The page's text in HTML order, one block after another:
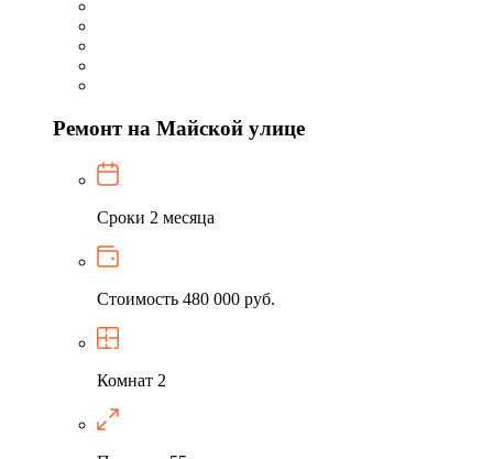
Ремонт на Майской улице
Сроки 2 месяца
Стоимость 480 000 руб.
Комнат 2